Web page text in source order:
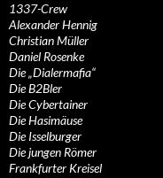
1337-Crew
Alexander Hennig
Christian Müller
Daniel Rosenke
Die „Dialermafia“
Die B2Bler
Die Cybertainer
Die Hasimäuse
Die Isselburger
Die jungen Römer
Frankfurter Kreisel